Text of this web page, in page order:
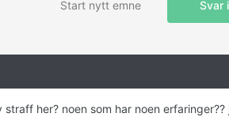
Svar
Start nytt emne
her? noen som har noen erfaringer??